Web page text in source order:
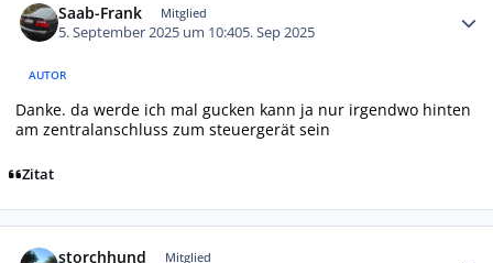
Saab-Frank Mitglied
5. September 2025 um 10:405. Sep 2025
AUTOR
Danke. da werde ich mal gucken kann ja nur irgendwo hinten
am zentralanschluss zum steuergerät sein
Zitat
storchhund Mitglied